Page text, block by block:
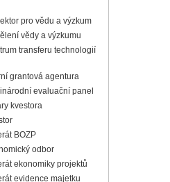
pro vědu a výzkum
vědy a výzkumu
transferu technologií
grantová agentura
evaluační panel
kvestora
BOZP
odbor
ekonomiky projektů
evidence majetku